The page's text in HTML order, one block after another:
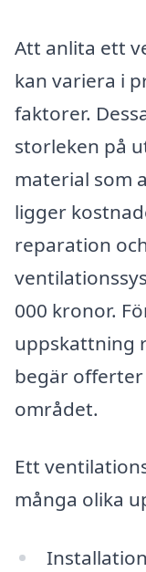
Att anlita ett
kan variera i
faktorer.
storleken på
material som
ligger
reparation
000 kronor.
uppskattning
begär
området.
Ett
många olika